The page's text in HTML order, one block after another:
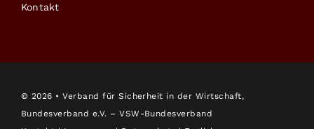
Kontakt
© 2026 • Verband für Sicherheit in der Wirtschaft,
Bundesverband e.V. – VSW-Bundesverband